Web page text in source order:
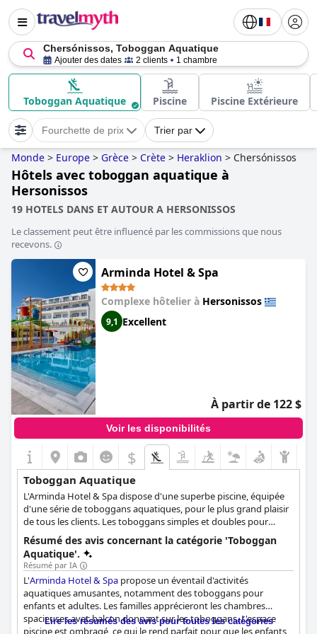
Chersónissos, Toboggan Aquatique
Ajouter des dates 2 clients 1 chambre
Toboggan Aquatique Piscine Piscine Extérieure
Fourchette de prix Trier par
Monde > Europe > Grèce > Crète > Heraklion > Chersónissos
Hôtels avec toboggan aquatique à
Hersonissos
19 HOTELS DANS ET AUTOUR A HERSONISSOS
Le classement peut être influencé par les commissions que nous
recevons.
Arminda Hotel & Spa
Complexe hôtelier à Hersonissos
9,1 Excellent
À partir de 122 $
Voir les disponibilités
$
Toboggan Aquatique
L'Arminda Hotel & Spa dispose d'une superbe piscine, équipée
d'une série de toboggans aquatiques, pour le plus grand plaisir
de tous les clients. Les toboggans simples et doubles pour
adultes offrent une expérience pleine d'adrénaline, qui se
termine par un plongeon exaltant dans les eaux claires et
accueillantes de la piscine. Simultanément, les trois toboggans
réservés aux plus jeunes permettent à ces derniers de s'amuser,
la sécurité et le plaisir étant au premier plan. L'aire
d'éclaboussures, qui regorge de rires joyeux et d'éclaboussures
ludiques, est un spectacle en soi, servant de centre d'activités et
d'amusements. Qu'il s'agisse de dévaler le toboggan ou de
Résumé des avis concernant la catégorie 'Toboggan
Aquatique'.
Résumé par IA
L'Arminda Hotel & Spa propose un éventail d'activités
aquatiques amusantes, notamment des toboggans pour
enfants et adultes. Les familles apprécieront les chambres
spacieuses avec balcon donnant sur les toboggans. L'espace
piscine est ombragé, ce qui le rend parfait pour que les enfants
Lire les résumés des avis pour toutes les catégories